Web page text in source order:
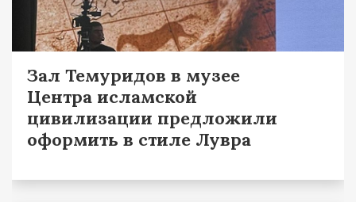
Зал Темуридов в музее
Центра исламской
цивилизации предложили
оформить в стиле Лувра